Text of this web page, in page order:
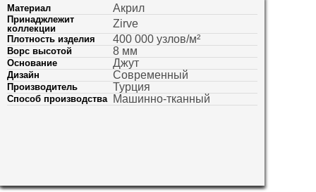
Материал Акрил
Принаджлежит
коллекции
Zirve
Плотность изделия 400 000 узлов/м²
Ворс высотой 8 мм
Основание Джут
Дизайн Современный
Производитель Турция
Способ производства Машинно-тканный